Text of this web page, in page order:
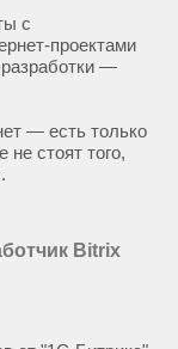
с
проектами
—
— есть только
стоят того,
Bitrix